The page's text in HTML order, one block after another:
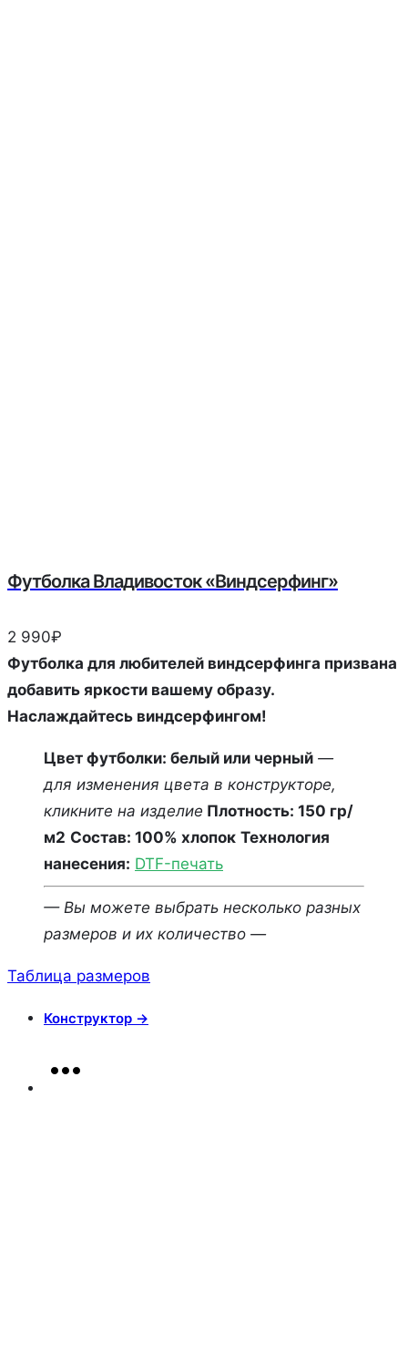
Футболка Владивосток «Виндсерфинг»
2 990₽
Футболка для любителей виндсерфинга призвана
добавить яркости вашему образу.
Наслаждайтесь виндсерфингом!
Цвет футболки: белый или черный —
для изменения цвета в конструкторе,
кликните на изделие Плотность: 150 гр/
м2 Состав: 100% хлопок Технология
нанесения: DTF-печать
— Вы можете выбрать несколько разных
размеров и их количество —
Таблица размеров
Конструктор →